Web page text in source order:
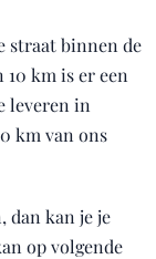
straat binnen de
km is er een
leveren in
km van ons
dan kan je je
op volgende